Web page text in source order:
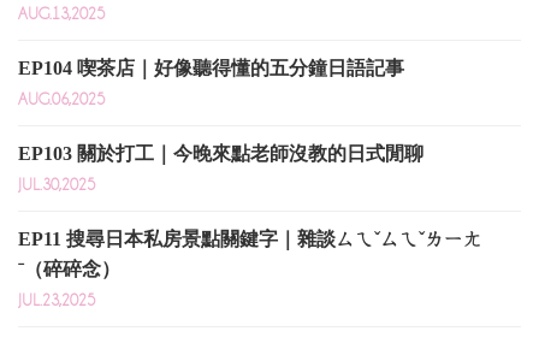
AUG.13,2025
EP104 喫茶店｜好像聽得懂的五分鐘日語記事
AUG.06,2025
EP103 關於打工｜今晚來點老師沒教的日式閒聊
JUL.30,2025
EP11 搜尋日本私房景點關鍵字｜雜談ㄙㄟˇㄙㄟˇㄌㄧㄤ
ˉ（碎碎念）
JUL.23,2025